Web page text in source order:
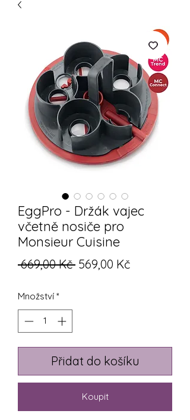
EggPro - Držák vajec
včetně nosiče pro
Monsieur Cuisine
669,00 Kč Běžná
569,00 Kč
Množství *
Přidat do košíku
Koupit